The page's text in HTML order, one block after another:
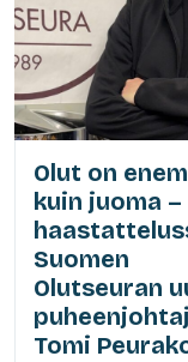
Olut on
kuin juoma –
Suomen
Olutseuran
Tomi